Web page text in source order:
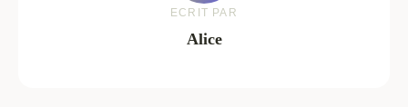
ECRIT PAR
Alice